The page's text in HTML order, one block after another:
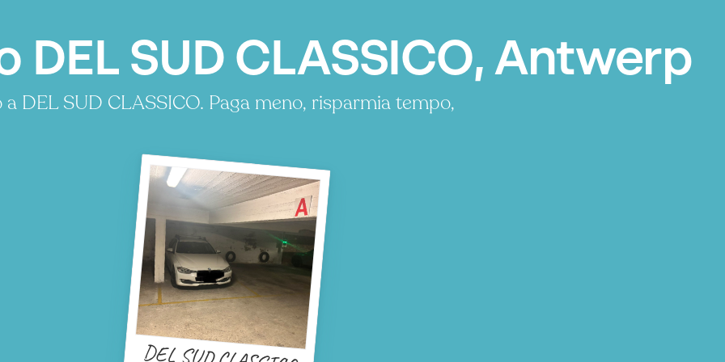
DEL SUD CLASSICO, Antwerp
DEL SUD CLASSICO. Paga meno, risparmia tempo,